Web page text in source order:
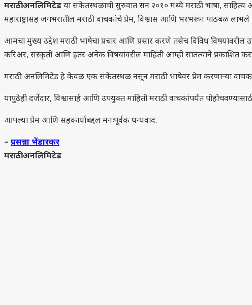
मराठी अनलिमिटेडया संकेतस्थळाची सुरुवात सन २०१० मध्ये मराठी भाषा, साहित्य
महाराष्ट्रासह जगभरातील मराठी वाचकांचे प्रेम, विश्वास आणि भरभरून पाठबळ
आमचा मुख्य उद्देश मराठी भाषेचा प्रचार आणि प्रसार करणे तसेच विविध
करिअर, संस्कृती आणि इतर अनेक विषयांवरील माहिती आम्ही सातत्याने प्रकाशित
मराठी अनलिमिटेड हे केवळ एक संकेतस्थळ नसून मराठी भाषेवर प्रेम करणाऱ्या
यापुढेही दर्जेदार, विश्वासार्ह आणि उपयुक्त माहिती मराठी वाचकांपर्यंत
आपल्या प्रेम आणि सहकार्याबद्दल मनःपूर्वक धन्यवाद.
– प्रसन्ना भेंडारकर
मराठी अनलिमिटेड